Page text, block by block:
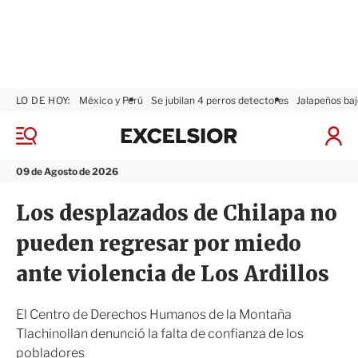
M
n
09 de Agosto de 2026
LO DE HOY: México y Perú Se jubilan 4 perros detectores Jalapeños
I
a
x
s
i
r
Los desplazados de Chilapa no
pueden regresar por miedo
ante violencia de Los Ardillos
El Centro de Derechos Humanos de la Montaña
Tlachinollan denunció la falta de confianza de los
pobladores